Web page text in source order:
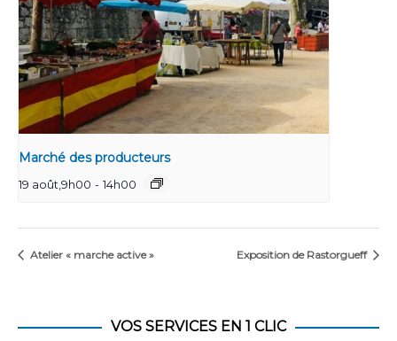
Marché des producteurs
19 août,9h00 - 14h00
Atelier « marche active » Exposition de Rastorgueff
VOS SERVICES EN 1 CLIC